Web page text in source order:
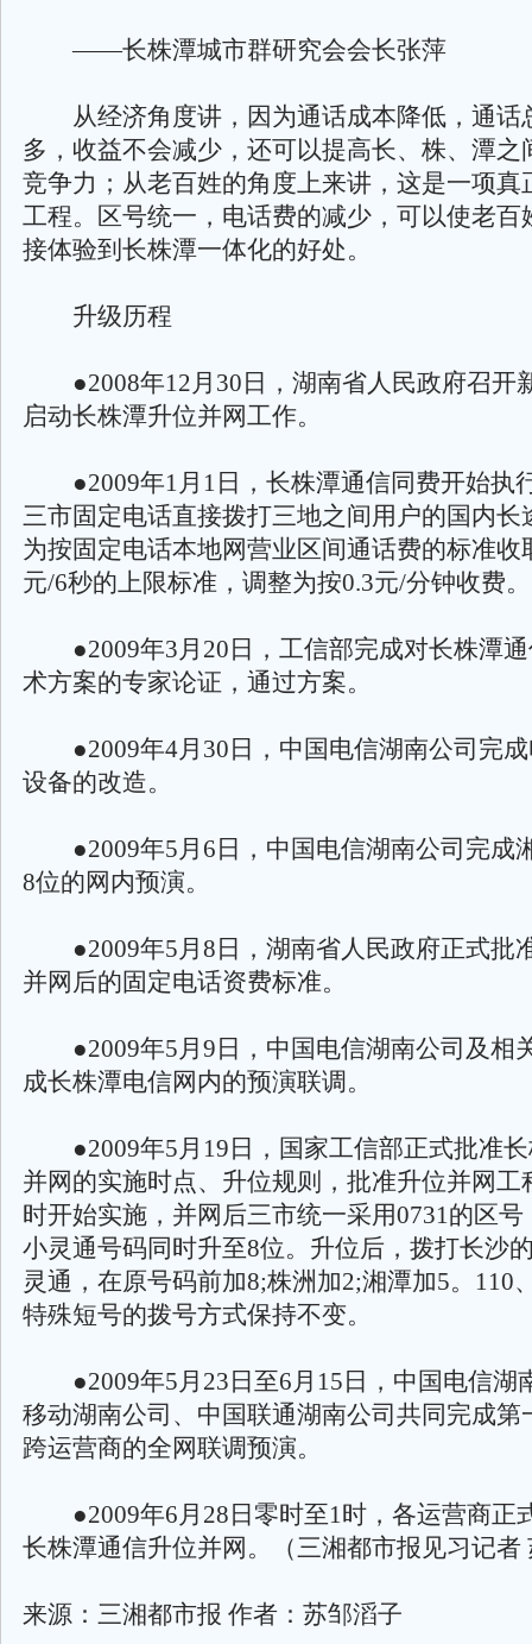
——长株潭城市群研究会会长张萍
从经济角度讲，因为通话成本降低，通话
多，收益不会减少，还可以提高长、株、潭之
竞争力；从老百姓的角度上来讲，这是一项真
工程。区号统一，电话费的减少，可以使老百
接体验到长株潭一体化的好处。
升级历程
●2008年12月30日，湖南省人民政府召开
启动长株潭升位并网工作。
●2009年1月1日，长株潭通信同费开始执
三市固定电话直接拨打三地之间用户的国内长
为按固定电话本地网营业区间通话费的标准收
元/6秒的上限标准，调整为按0.3元/分钟收费。
●2009年3月20日，工信部完成对长株潭通
术方案的专家论证，通过方案。
●2009年4月30日，中国电信湖南公司完成
设备的改造。
●2009年5月6日，中国电信湖南公司完成
8位的网内预演。
●2009年5月8日，湖南省人民政府正式批
并网后的固定电话资费标准。
●2009年5月9日，中国电信湖南公司及相
成长株潭电信网内的预演联调。
●2009年5月19日，国家工信部正式批准长
并网的实施时点、升位规则，批准升位并网工
时开始实施，并网后三市统一采用0731的区
小灵通号码同时升至8位。升位后，拨打长沙
灵通，在原号码前加8;株洲加2;湘潭加5。110
特殊短号的拨号方式保持不变。
●2009年5月23日至6月15日，中国电信湖
移动湖南公司、中国联通湖南公司共同完成第
跨运营商的全网联调预演。
●2009年6月28日零时至1时，各运营商正
长株潭通信升位并网。（三湘都市报见习记者
来源：三湘都市报 作者：苏邹滔子